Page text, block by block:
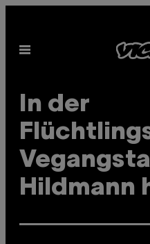
content
Open
In der
Hildmann